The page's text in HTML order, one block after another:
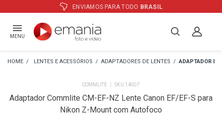
BRASIL
MENU
LENTES E ACESSÓRIOS ADAPTADORES DE LENTES ADAPTADOR DE
COMMLITE 14007
Adaptador Commlite CM-EF-NZ Lente Canon EF/EF-S para
Nikon Z-Mount com Autofoco